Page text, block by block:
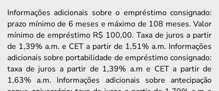
Informações adicionais sobre o empréstimo consignado:
prazo mínimo de 6 meses e máximo de 108 meses. Valor
mínimo de empréstimo R$ 100,00. Taxa de juros a partir
de 1,39% a.m. e CET a partir de 1,51% a.m. Informações
adicionais sobre portabilidade de empréstimo consignado:
taxa de juros a partir de 1,39% a.m e CET a partir de
1,63% a.m. Informações adicionais sobre antecipação